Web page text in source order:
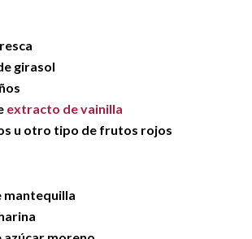
girasol
extracto de vainilla
u otro tipo de frutos rojos
mantequilla